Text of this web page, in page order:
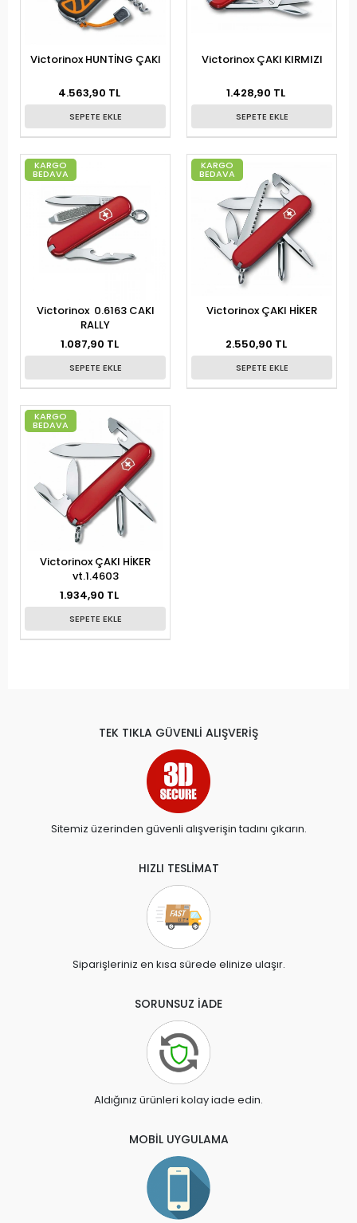
Victorinox HUNTİNG ÇAKI
4.563,90 TL
SEPETE EKLE
Victorinox ÇAKI KIRMIZI
1.428,90 TL
SEPETE EKLE
KARGO
BEDAVA
Victorinox 0.6163 CAKI
RALLY
1.087,90 TL
SEPETE EKLE
KARGO
BEDAVA
Victorinox ÇAKI HİKER
2.550,90 TL
SEPETE EKLE
KARGO
BEDAVA
Victorinox ÇAKI HİKER
vt.1.4603
1.934,90 TL
SEPETE EKLE
TEK TIKLA GÜVENLİ ALIŞVERİŞ
Sitemiz üzerinden güvenli alışverişin tadını çıkarın.
HIZLI TESLİMAT
Siparişleriniz en kısa sürede elinize ulaşır.
SORUNSUZ İADE
Aldığınız ürünleri kolay iade edin.
MOBİL UYGULAMA